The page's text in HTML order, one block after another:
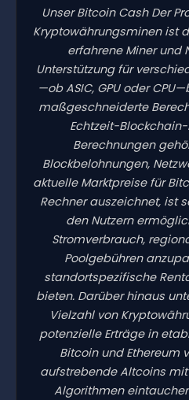
Unser Bitcoin Cash Der
Kryptowährungsminen ist
erfahrene Miner und
Unterstützung für
—ob ASIC, GPU oder
maßgeschneiderte
Echtzeit-
Berechnungen
Blockbelohnungen,
aktuelle Marktpreise für
Rechner auszeichnet, ist
den Nutzern
Stromverbrauch,
Poolgebühren
standortspezifische
bieten. Darüber hinaus
Vielzahl von
potenzielle Erträge in
Bitcoin und Ethereum
aufstrebende Altcoins
Algorithmen